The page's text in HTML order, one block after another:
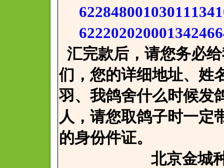
汇完款后，请您务必
们，您的详细地址、姓
羽、我鸽舍什么时候发
人，请您取鸽子时一定
的身份件证。
北京金城种鸽